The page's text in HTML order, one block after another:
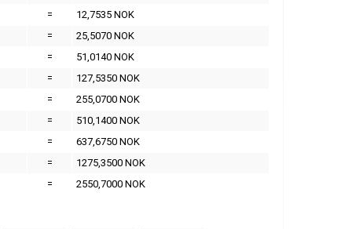
=
12,7535 NOK
=
25,5070 NOK
=
51,0140 NOK
=
127,5350 NOK
=
255,0700 NOK
=
510,1400 NOK
=
637,6750 NOK
=
1275,3500 NOK
=
2550,7000 NOK